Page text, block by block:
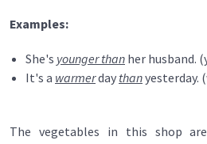
Examples:
She's younger than her husband.
It's a warmerday thanyesterday.
The vegetables in this shop